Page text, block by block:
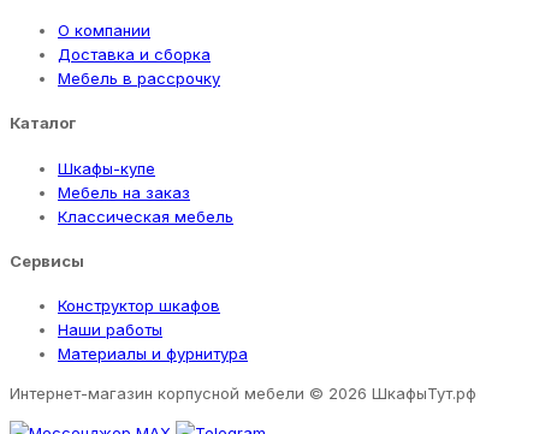
О компании
Доставка и сборка
Мебель в рассрочку
Каталог
Шкафы-купе
Мебель на заказ
Классическая мебель
Сервисы
Конструктор шкафов
Наши работы
Материалы и фурнитура
Интернет-магазин корпусной мебели © 2026 ШкафыТут.рф